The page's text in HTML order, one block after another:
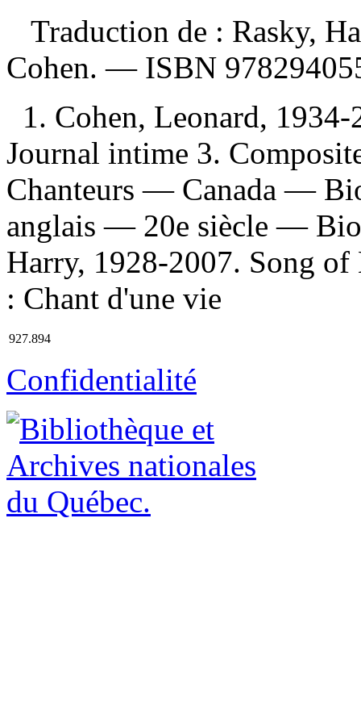
Traduction de : Rasky,
Cohen. — ISBN
1. Cohen, Leonard,
Journal intime 3.
Chanteurs — Canada —
anglais — 20e siècle —
Harry, 1928-2007. Song
: Chant d'une vie
927.894
Confidentialité